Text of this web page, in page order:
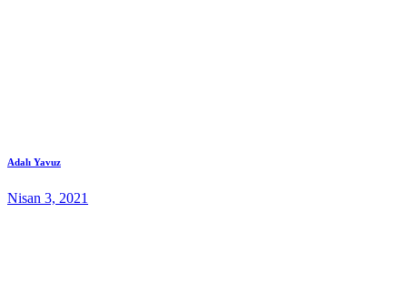
Adalı Yavuz
Nisan 3, 2021